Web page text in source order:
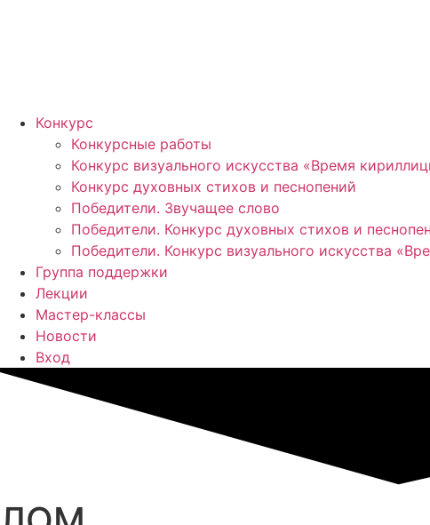
Конкурс
Конкурсные работы
Конкурс визуального искусства «Время
Конкурс духовных стихов и песнопений
Победители. Звучащее слово
Победители. Конкурс духовных стихов и
Победители. Конкурс визуального искусства
Группа поддержки
Лекции
Мастер-классы
Новости
Вход